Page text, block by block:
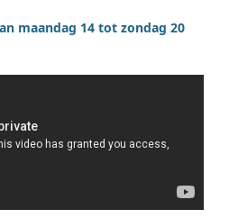
maandag 14 tot zondag 20